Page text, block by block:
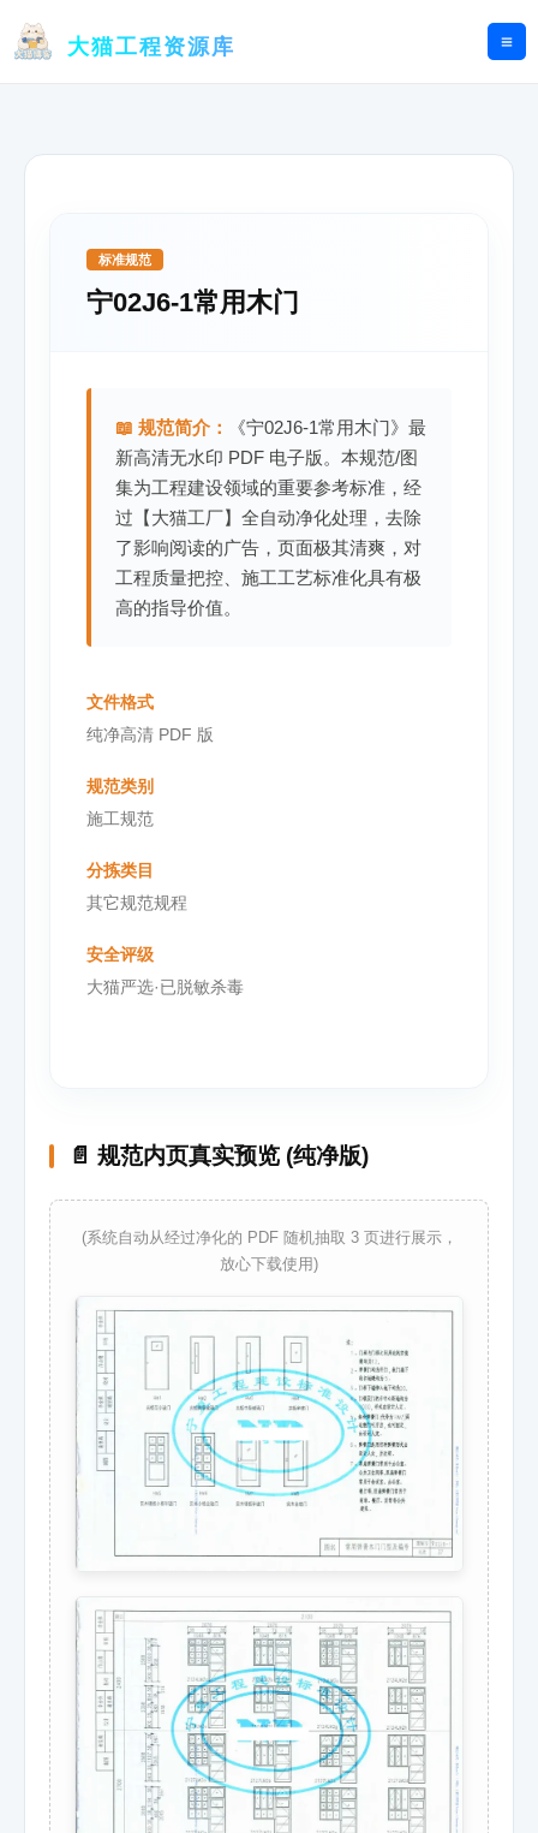
大猫工程资源库
标准规范
宁02J6-1常用木门
📖 规范简介：
《宁02J6-1常用木门》最
新高清无水印 PDF 电子版。本规范/图
集为工程建设领域的重要参考标准，经
过【大猫工厂】全自动净化处理，去除
了影响阅读的广告，页面极其清爽，对
工程质量把控、施工工艺标准化具有极
高的指导价值。
文件格式
纯净高清 PDF 版
规范类别
施工规范
分拣类目
其它规范规程
安全评级
大猫严选·已脱敏杀毒
📄 规范内页真实预览 (纯净版)
(系统自动从经过净化的 PDF 随机抽取 3 页进行展示，
放心下载使用)